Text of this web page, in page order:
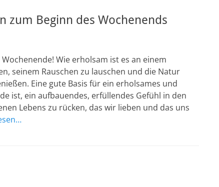
zum Beginn des Wochenends
Wie erholsam ist es an einem
seinem Rauschen zu lauschen und die Natur
Eine gute Basis für ein erholsames und
ist, ein aufbauendes, erfüllendes Gefühl in den
Lebens zu rücken, das wir lieben und das uns